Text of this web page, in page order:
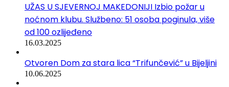
UŽAS U SJEVERNOJ MAKEDONIJI Izbio požar u
noćnom klubu. Službeno: 51 osoba poginula, više
od 100 ozlijeđeno
16.03.2025
Otvoren Dom za stara lica “Trifunčević” u Bijeljini
10.06.2025